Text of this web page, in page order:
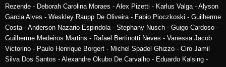
Rezende - Deborah Carolina Moraes - Alex Pizetti - Karlus Valga - Alyson
Garcia Alves - Weskley Raupp De Oliveira - Fabio Pioczkoski - Guilherme
Costa - Anderson Nazario Espindola - Stephany Nusch - Guigo Cardoso -
Guilherme Medeiros Martins - Rafael Bertinotti Neves - Vanessa Jacob
Victorino - Paulo Henrique Borgert - Michel Spadel Ghizzo - Ciro Jamil
Silva Dos Santos - Alexandre Okubo De Carvalho - Eduardo Kalsing -